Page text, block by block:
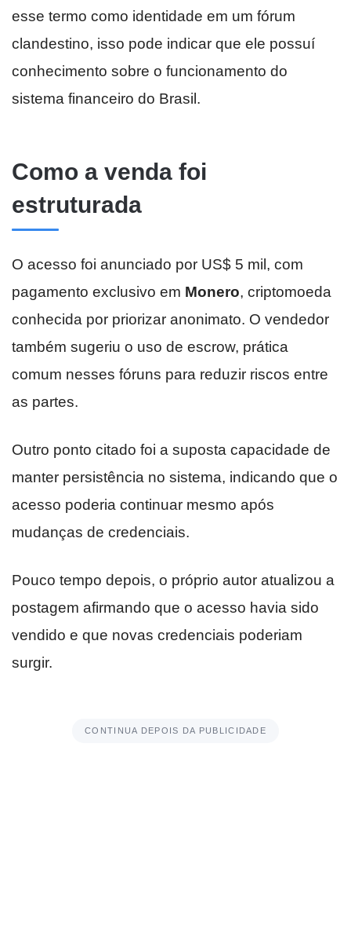
esse termo como identidade em um fórum
clandestino, isso pode indicar que ele possuí
conhecimento sobre o funcionamento do
sistema financeiro do Brasil.
Como a venda foi
estruturada
O acesso foi anunciado por US$ 5 mil, com
pagamento exclusivo em Monero, criptomoeda
conhecida por priorizar anonimato. O vendedor
também sugeriu o uso de escrow, prática
comum nesses fóruns para reduzir riscos entre
as partes.
Outro ponto citado foi a suposta capacidade de
manter persistência no sistema, indicando que o
acesso poderia continuar mesmo após
mudanças de credenciais.
Pouco tempo depois, o próprio autor atualizou a
postagem afirmando que o acesso havia sido
vendido e que novas credenciais poderiam
surgir.
CONTINUA DEPOIS DA PUBLICIDADE